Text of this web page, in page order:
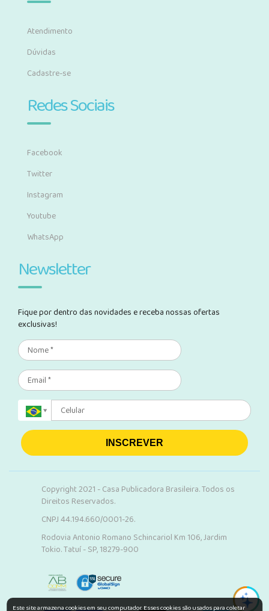
Atendimento
Dúvidas
Cadastre-se
Redes Sociais
Facebook
Twitter
Instagram
Youtube
WhatsApp
Newsletter
Fique por dentro das novidades e receba nossas ofertas
exclusivas!
INSCREVER
Copyright 2021 - Casa Publicadora Brasileira. Todos os
Direitos Reservados.
CNPJ 44.194.660/0001-26.
Rodovia Antonio Romano Schincariol Km 106, Jardim
Tokio. Tatuí - SP, 18279-900
Este site armazena cookies em seu computador. Esses cookies são usados para coletar